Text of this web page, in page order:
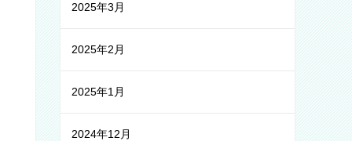
2025年3月
2025年2月
2025年1月
2024年12月